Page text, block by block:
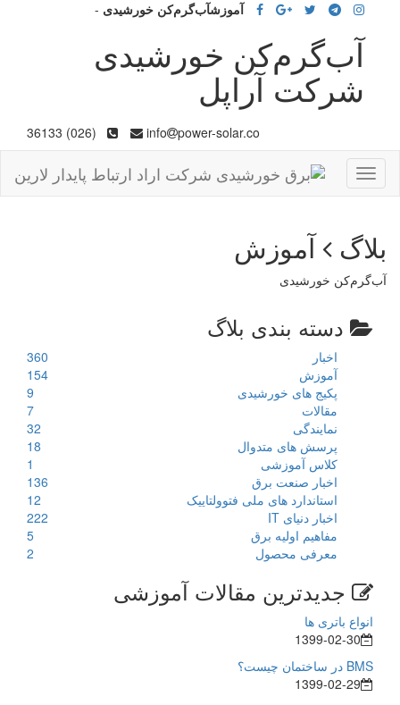
آموزشآب‌گرم‌کن خورشیدی -
آب‌گرم‌کن خورشیدی
شرکت آراپل
info power-solar.co
(026) 36133
Toggle
navigation
بلاگ آموزش
آب‌گرم‌کن خورشیدی
دسته بندی بلاگ
اخبار
360
آموزش
154
پکیج های خورشیدی
9
مقالات
7
نمایندگی
32
پرسش های متدوال
18
کلاس آموزشی
1
اخبار صنعت برق
136
استاندارد های ملی فتوولتاییک
12
اخبار دنیای IT
222
مفاهیم اولیه برق
5
معرفی محصول
2
جدیدترین مقالات آموزشی
انواع باتری ها
1399-02-30
BMS در ساختمان چیست؟
1399-02-29